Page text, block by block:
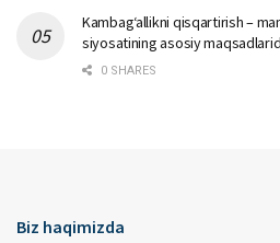
Kambag‘allikni qisqartirish –
siyosatining asosiy
0 SHARES
Biz haqimizda